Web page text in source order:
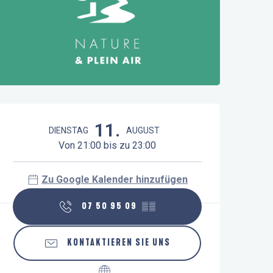
& Kontaktdaten
DIENSTAG 11. AUGUST
Von 21:00 bis zu 23:00
Zu Google Kalender hinzufügen
07 50 95 09 ▒▒
KONTAKTIEREN SIE UNS